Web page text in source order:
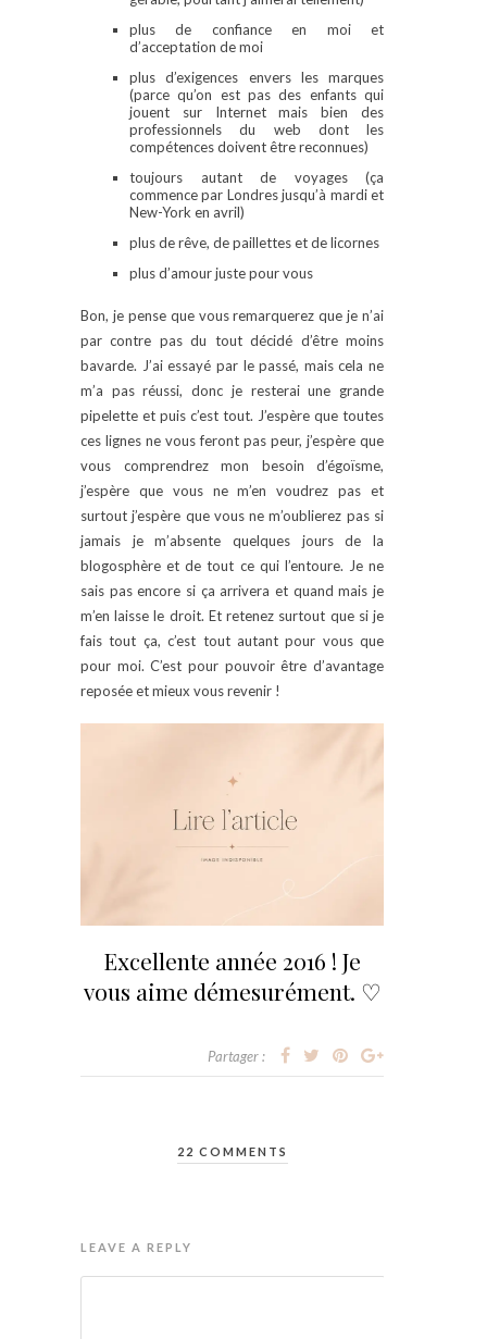
plus de confiance en moi et
d’acceptation de moi
plus d’exigences envers les marques
(parce qu’on est pas des enfants qui
jouent sur Internet mais bien des
professionnels du web dont les
compétences doivent être reconnues)
toujours autant de voyages (ça
commence par Londres jusqu’à mardi et
New-York en avril)
plus de rêve, de paillettes et de licornes
plus d’amour juste pour vous
Bon, je pense que vous remarquerez que je n’ai
par contre pas du tout décidé d’être moins
bavarde. J’ai essayé par le passé, mais cela ne
m’a pas réussi, donc je resterai une grande
pipelette et puis c’est tout. J’espère que toutes
ces lignes ne vous feront pas peur, j’espère que
vous comprendrez mon besoin d’égoïsme,
j’espère que vous ne m’en voudrez pas et
surtout j’espère que vous ne m’oublierez pas si
jamais je m’absente quelques jours de la
blogosphère et de tout ce qui l’entoure. Je ne
sais pas encore si ça arrivera et quand mais je
m’en laisse le droit. Et retenez surtout que si je
fais tout ça, c’est tout autant pour vous que
pour moi. C’est pour pouvoir être d’avantage
reposée et mieux vous revenir !
Excellente année 2016 ! Je
vous aime démesurément. ♡
Partager :
22 COMMENTS
LEAVE A REPLY